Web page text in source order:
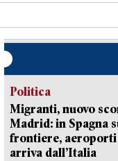
Politica
Migranti, nuovo
Madrid: in Spagna
frontiere,
arriva dall’Italia